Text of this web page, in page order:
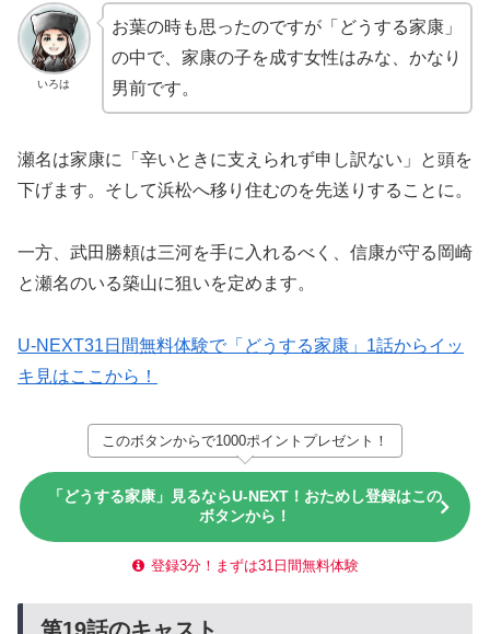
いろは
お葉の時も思ったのですが「どうする家康」
の中で、家康の子を成す女性はみな、かなり
男前です。
瀬名は家康に「辛いときに支えられず申し訳ない」と頭を
下げます。そして浜松へ移り住むのを先送りすることに。
一方、武田勝頼は三河を手に入れるべく、信康が守る岡崎
と瀬名のいる築山に狙いを定めます。
U-NEXT31日間無料体験で「どうする家康」1話からイッ
キ見はここから！
このボタンからで1000ポイントプレゼント！
「どうする家康」見るならU-NEXT！おためし登録はこの
ボタンから！
登録3分！まずは31日間無料体験